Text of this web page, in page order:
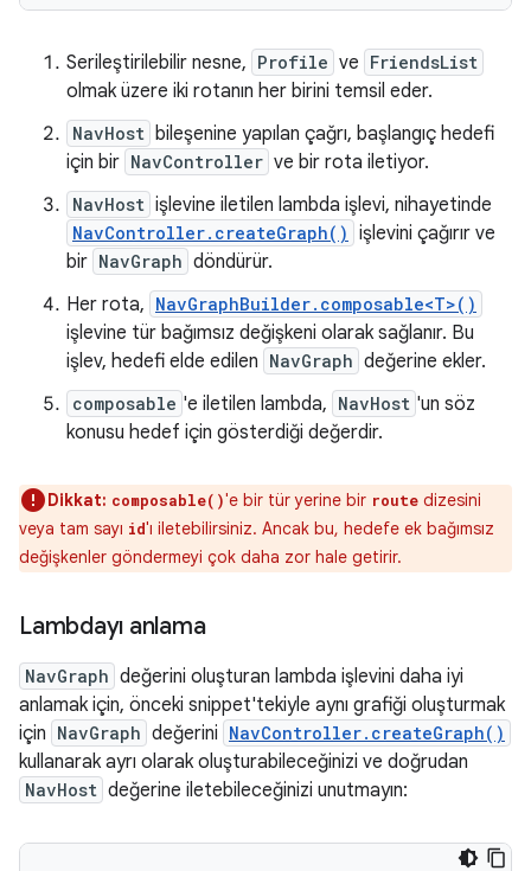
Serileştirilebilir nesne, Profile ve FriendsList
olmak üzere iki rotanın her birini temsil eder.
NavHost bileşenine yapılan çağrı, başlangıç hedefi
için bir NavController ve bir rota iletiyor.
NavHost işlevine iletilen lambda işlevi, nihayetinde
NavController.createGraph() işlevini çağırır ve
bir NavGraph döndürür.
Her rota, NavGraphBuilder.composable<T>()
işlevine tür bağımsız değişkeni olarak sağlanır. Bu
işlev, hedefi elde edilen NavGraph değerine ekler.
composable 'e iletilen lambda, NavHost 'un söz
konusu hedef için gösterdiği değerdir.
Dikkat: composable()'e bir tür yerine bir route dizesini
veya tam sayı id'ı iletebilirsiniz. Ancak bu, hedefe ek bağımsız
değişkenler göndermeyi çok daha zor hale getirir.
Lambdayı anlama
NavGraph değerini oluşturan lambda işlevini daha iyi
anlamak için, önceki snippet'tekiyle aynı grafiği oluşturmak
için NavGraph değerini NavController.createGraph()
kullanarak ayrı olarak oluşturabileceğinizi ve doğrudan
NavHost değerine iletebileceğinizi unutmayın: